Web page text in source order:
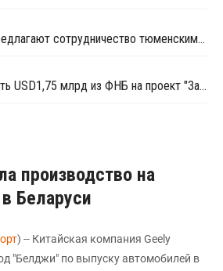
СИБУР и НИПИГАЗ предлагают сотрудничество тюменским предприятиям
СИБУР может получить USD1,75 млрд из ФНБ на проект "Запсибнефтехим"
производство на
Беларуси
) -- Китайская компания Geely
"Белджи" по выпуску автомобилей в